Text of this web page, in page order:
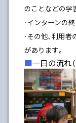
のことなどの学
・インターンの
・その他、利用
があります。
一日の流れ